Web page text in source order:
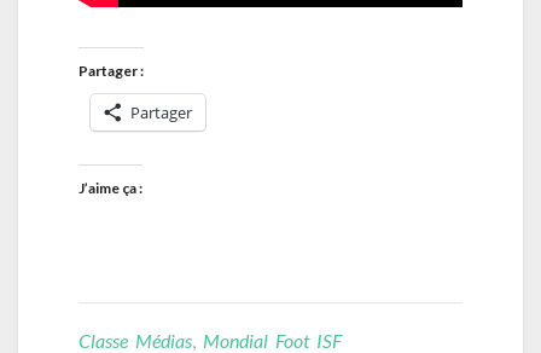
Partager :
Partager
J’aime ça :
Classe Médias, Mondial Foot ISF